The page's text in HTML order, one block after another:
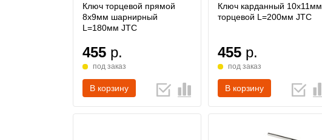
Ключ торцевой прямой
8х9мм шарнирный
L=180мм JTC
455 р.
под заказ
В корзину
Ключ карданный 10х11мм
торцевой L=200мм JTC
455 р.
под заказ
В корзину